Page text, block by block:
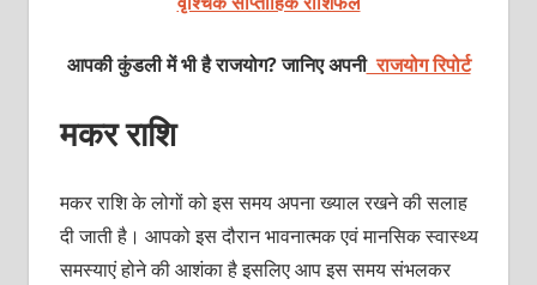
आपकी कुंडली में भी है राजयोग? जानिए अपनीराजयोग रिपोर्ट
मकर राशि
मकर राशि के लोगों को इस समय अपना ख्‍याल रखने की सलाह
दी जाती है। आपको इस दौरान भावनात्‍मक एवं मानसिक स्‍वास्‍थ्‍य
समस्‍याएं होने की आशंका है इसलिए आप इस समय संभलकर